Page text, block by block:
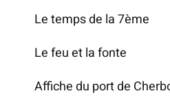
Le temps de la 7ème
Le feu et la fonte
Affiche du port de